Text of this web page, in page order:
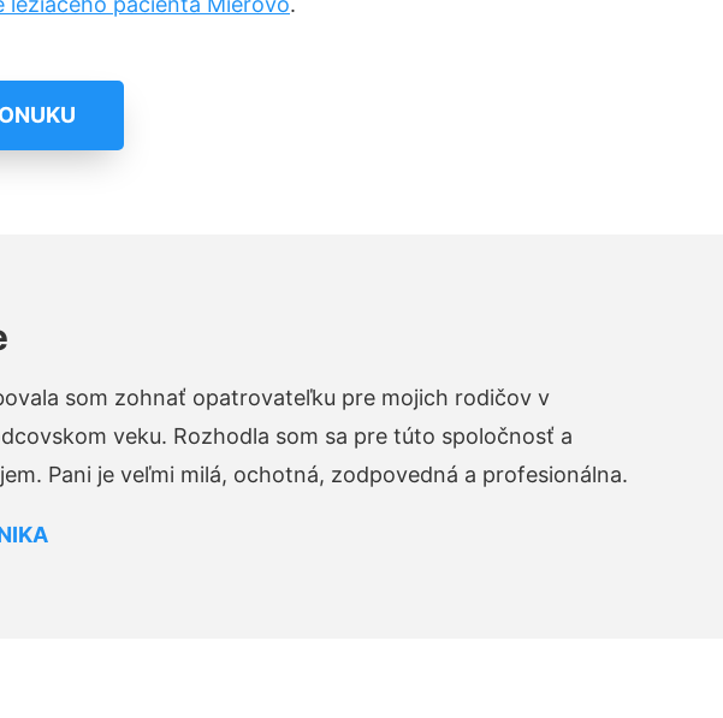
som zohnať opatrovateľku pre mojich rodičov v
veku. Rozhodla som sa pre túto spoločnosť a
Pani je veľmi milá, ochotná, zodpovedná a profesionálna.